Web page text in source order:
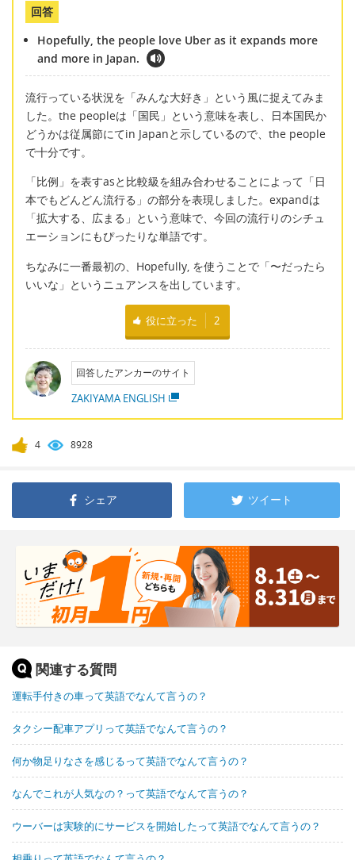
回答
Hopefully, the people love Uber as it expands more
and more in Japan.
流行っている状況を「みんな大好き」という風に捉えてみま
した。the peopleは「国民」という意味を表し、日本国民か
どうかは従属節にてin Japanと示しているので、the people
で十分です。
「比例」を表すasと比較級を組み合わせることによって「日
本でもどんどん流行る」の部分を表現しました。expandは
「拡大する、広まる」という意味で、今回の流行りのシチュ
エーションにもぴったりな単語です。
ちなみに一番最初の、Hopefully, を使うことで「〜だったら
いいな」というニュアンスを出しています。
役に立った 2
回答したアンカーのサイト
ZAKIYAMA ENGLISH
4 8928
シェア ツイート
関連する質問
運転手付きの車って英語でなんて言うの？
タクシー配車アプリって英語でなんて言うの？
何か物足りなさを感じるって英語でなんて言うの？
なんでこれが人気なの？って英語でなんて言うの？
ウーバーは実験的にサービスを開始したって英語でなんて言うの？